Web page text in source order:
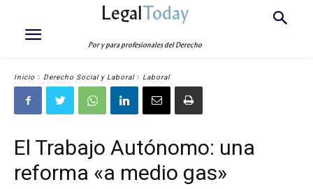
LegalToday
Por y para profesionales del Derecho
Inicio Derecho Social y Laboral Laboral
El Trabajo Autónomo: una
reforma «a medio gas»